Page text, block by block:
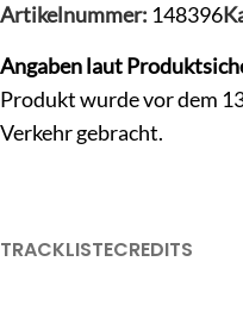
Artikelnummer: 148396
Angaben laut
Produkt wurde vor dem
Verkehr gebracht.
TRACKLISTECREDITS